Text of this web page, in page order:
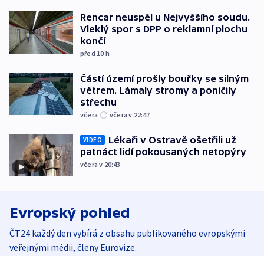
Rencar neuspěl u Nejvyššího soudu.
Vleklý spor s DPP o reklamní plochu
končí
před 10 h
Částí území prošly bouřky se silným
větrem. Lámaly stromy a poničily
střechu
včera včera v 22:47
VIDEO
Lékaři v Ostravě ošetřili už
patnáct lidí pokousaných netopýry
včera v 20:43
Evropský pohled
ČT24 každý den vybírá z obsahu publikovaného evropskými
veřejnými médii, členy Eurovize.